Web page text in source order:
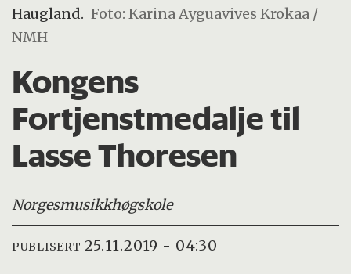
Haugland. Foto: Karina Ayguavives Krokaa /
NMH
Kongens
Fortjenstmedalje til
Lasse Thoresen
Norgesmusikkhøgskole
PUBLISERT 25.11.2019 - 04:30